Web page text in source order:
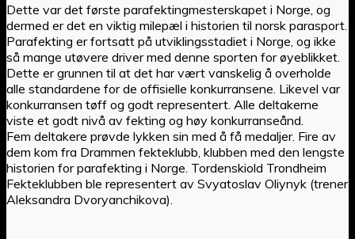
Dette var det første parafektingmesterskapet i Norge, og
dermed er det en viktig milepæl i historien til norsk parasport.
Parafekting er fortsatt på utviklingsstadiet i Norge, og ikke
så mange utøvere driver med denne sporten for øyeblikket.
Dette er grunnen til at det har vært vanskelig å overholde
alle standardene for de offisielle konkurransene. Likevel var
konkurransen tøff og godt representert. Alle deltakerne
viste et godt nivå av fekting og høy konkurranseånd.
Fem deltakere prøvde lykken sin med å få medaljer. Fire av
dem kom fra Drammen fekteklubb, klubben med den lengste
historien for parafekting i Norge. Tordenskiold Trondheim
Fekteklubben ble representert av Svyatoslav Oliynyk (trener
Aleksandra Dvoryanchikova).